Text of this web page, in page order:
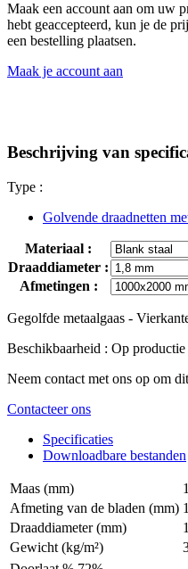
Maak een account aan om uw
hebt geaccepteerd, kun je de
een bestelling plaatsen.
Maak je account aan
Beschrijving van
Type :
Golvende draadnetten
Materiaal :
Draaddiameter :
Afmetingen :
Gegolfde metaalgaas -
Beschikbaarheid : Op productie
Neem contact met ons op om
Contacteer ons
Specificaties
Downloadbare bestanden
Maas (mm)
Afmeting van de bladen (mm)
Draaddiameter (mm)
Gewicht (kg/m²)